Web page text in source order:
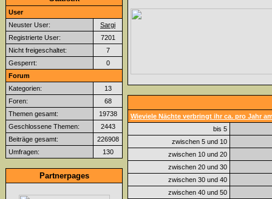
User
Neuster User:
Sargi
Registrierte User:
7201
Nicht freigeschaltet:
7
Gesperrt:
0
Forum
Kategorien:
13
Foren:
68
Themen gesamt:
19738
Geschlossene Themen:
2443
Beiträge gesamt:
226908
Umfragen:
130
Partnerpages
Wieviele Nächte verbringt ihr ca. pro Jahr
bis 5
zwischen 5 und 10
zwischen 10 und 20
zwischen 20 und 30
zwischen 30 und 40
zwischen 40 und 50